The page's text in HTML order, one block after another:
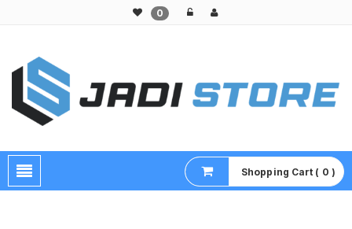
0
Shopping Cart ( 0 )